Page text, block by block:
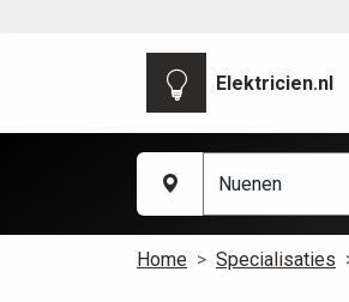
Elektricien.nl
Home Specialisaties